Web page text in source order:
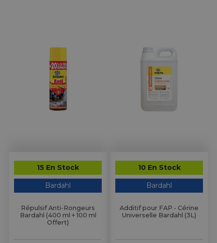
15 En Stock
Bardahl
Répulsif Anti-Rongeurs
Bardahl (400 ml + 100 ml
Offert)
10 En Stock
Bardahl
Additif pour FAP - Cérine
Universelle Bardahl (3L)